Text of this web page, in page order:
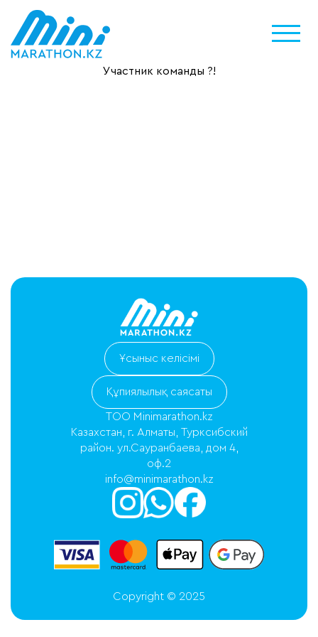
Участник команды ?!
Ұсыныс келісімі
Құпиялылық саясаты
ТОО Minimarathon.kz
Казахстан, г. Алматы, Турксибский
район. ул.Сауранбаева, дом 4,
оф.2
info@minimarathon.kz
Copyright © 2025